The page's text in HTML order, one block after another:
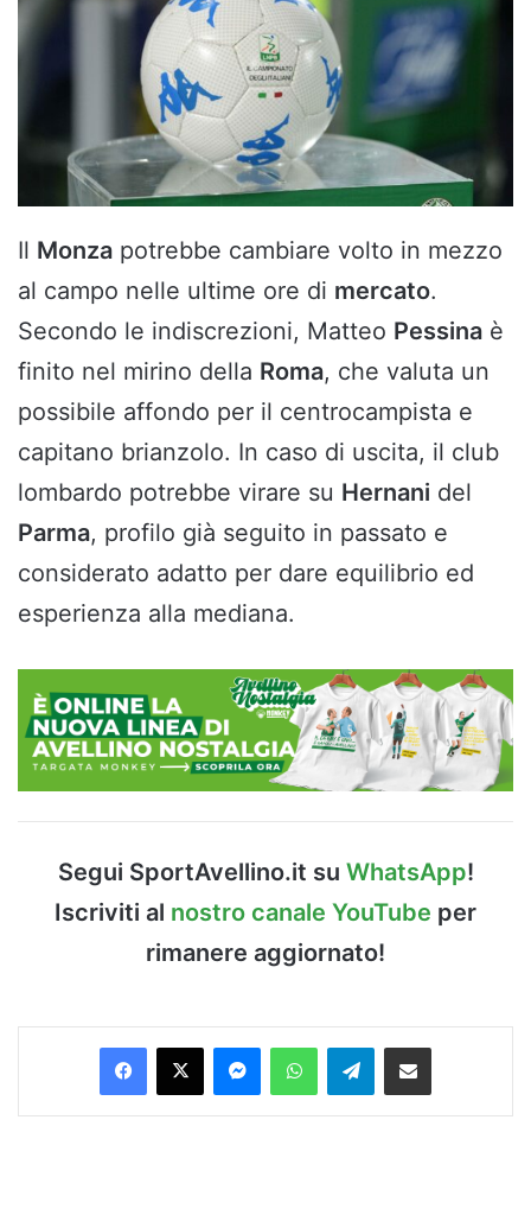
Il Monza potrebbe cambiare volto in mezzo
al campo nelle ultime ore di mercato.
Secondo le indiscrezioni, Matteo Pessina è
finito nel mirino della Roma, che valuta un
possibile affondo per il centrocampista e
capitano brianzolo. In caso di uscita, il club
lombardo potrebbe virare su Hernani del
Parma, profilo già seguito in passato e
considerato adatto per dare equilibrio ed
esperienza alla mediana.
Segui SportAvellino.it su WhatsApp!
Iscriviti al nostro canale YouTube per
rimanere aggiornato!
Facebook
X MessengerWhatsAppTelegramCondividi via Email